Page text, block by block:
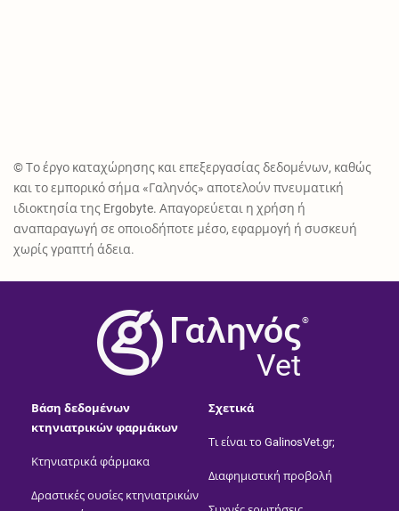
© Το έργο καταχώρησης και επεξεργασίας δεδομένων, καθώς
και το εμπορικό σήμα «Γαληνός» αποτελούν πνευματική
ιδιοκτησία της Ergobyte. Απαγορεύεται η χρήση ή
αναπαραγωγή σε οποιοδήποτε μέσο, εφαρμογή ή συσκευή
χωρίς γραπτή άδεια.
®
Vet
Βάση δεδομένων
κτηνιατρικών φαρμάκων
Κτηνιατρικά φάρμακα
Δραστικές ουσίες κτηνιατρικών
Σχετικά
Τι είναι το GalinosVet.gr;
Διαφημιστική προβολή